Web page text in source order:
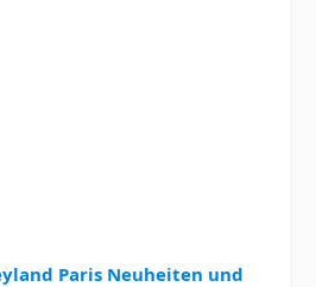
Paris Neuheiten und